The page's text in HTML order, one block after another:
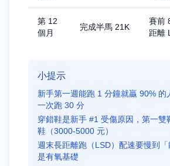
第 12
個月
完成半馬 21K
賽前
距離
小提示
新手第一週能跑 1 分鐘就贏 90% 的
一次跑 30 分
穿錯鞋是新手 #1 受傷原因，第一雙
鞋（3000-5000 元）
週末長距離跑（LSD）配速要慢到
是有氧基礎